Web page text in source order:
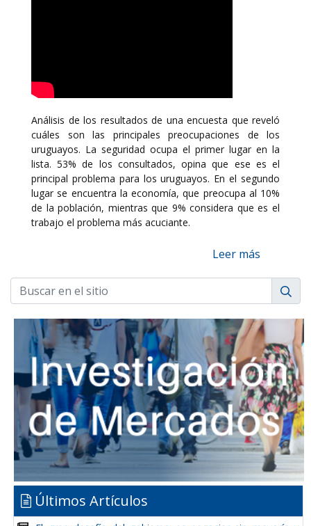
Análisis de los resultados de una encuesta que reveló
cuáles son las principales preocupaciones de los
uruguayos. La seguridad ocupa el primer lugar en la
lista. 53% de los consultados, opina que ese es el
principal problema para los uruguayos. En el segundo
lugar se encuentra la economía, que preocupa al 10%
de la población, mientras que 9% considera que es el
trabajo el problema más acuciante.
Leer más
Últimos Artículos